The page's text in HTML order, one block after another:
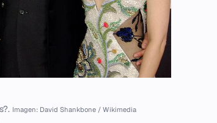
Imagen: David Shankbone / Wikimedia